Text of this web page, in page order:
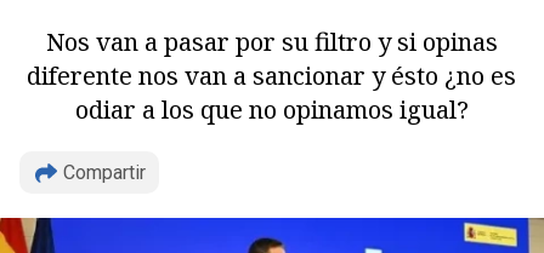
Nos van a pasar por su filtro y si opinas
diferente nos van a sancionar y ésto ¿no es
odiar a los que no opinamos igual?
Compartir